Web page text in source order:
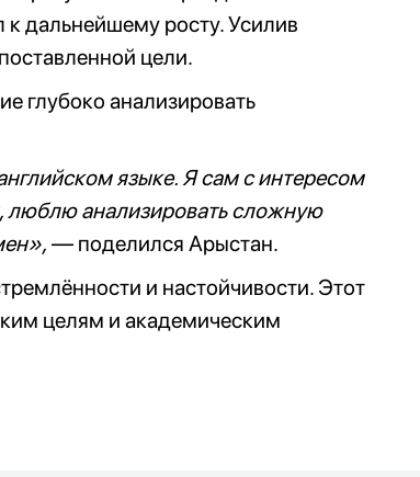
дальнейшему росту. Усилив
цели.
глубоко анализировать
языке. Я сам с интересом
люблю анализировать сложную
— поделился Арыстан.
и настойчивости. Этот
целям и академическим